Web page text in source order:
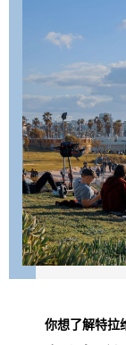
你想了解特拉